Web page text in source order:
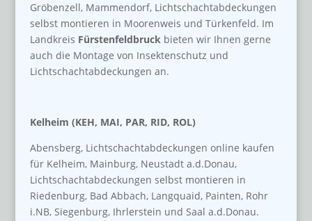
Gröbenzell, Mammendorf, Lichtschachtabdeckungen
selbst montieren in Moorenweis und Türkenfeld. Im
Landkreis Fürstenfeldbruck bieten wir Ihnen gerne
auch die Montage von Insektenschutz und
Lichtschachtabdeckungen an.
Kelheim (KEH, MAI, PAR, RID, ROL)
Abensberg, Lichtschachtabdeckungen online kaufen
für Kelheim, Mainburg, Neustadt a.d.Donau,
Lichtschachtabdeckungen selbst montieren in
Riedenburg, Bad Abbach, Langquaid, Painten, Rohr
i.NB, Siegenburg, Ihrlerstein und Saal a.d.Donau.